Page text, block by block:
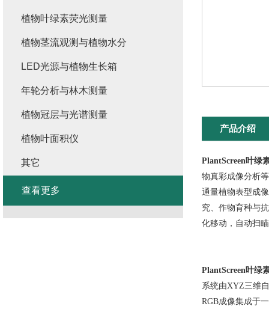
产品介绍
PlantScreen叶绿
物真彩成像分析
通量植物表型成
究、作物育种与
化移动，自动扫
PlantScreen叶绿
系统由XYZ三维
RGB成像集成于
植物叶绿素荧光测量
植物茎流观测与植物水分
LED光源与植物生长箱
年轮分析与林木测量
植物冠层与光谱测量
植物叶面积仪
其它
查看更多